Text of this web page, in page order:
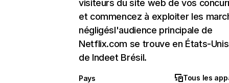
visiteurs du site web de vos
et commencez à exploiter les
négligésl'audience principale de
Netflix.com se trouve en États-
de Indeet Brésil.
Pays
Tous les